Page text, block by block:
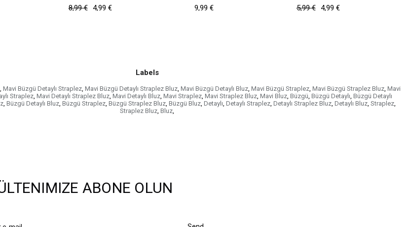
4,99 €
8,99 € 9,99 € 4,99 €
5,99 €
Labels
Mavi Büzgü Detaylı Straplez, Mavi Büzgü Detaylı Straplez Bluz, Mavi Büzgü Detaylı Bluz, Mavi Büzgü Straplez, Mavi Büzgü Straplez Bluz, Mavi
Straplez, Mavi Detaylı Straplez Bluz, Mavi Detaylı Bluz, Mavi Straplez, Mavi Straplez Bluz, Mavi Bluz, Büzgü Büzgü Detaylı Büzgü Detaylı
, Büzgü Detaylı Bluz, Büzgü Straplez, Büzgü Straplez Bluz, Büzgü Bluz, Detaylı Detaylı Straplez, Detaylı Straplez Bluz, Detaylı Bluz, Straplez,
Straplez Bluz Bluz
ABONE OLUN